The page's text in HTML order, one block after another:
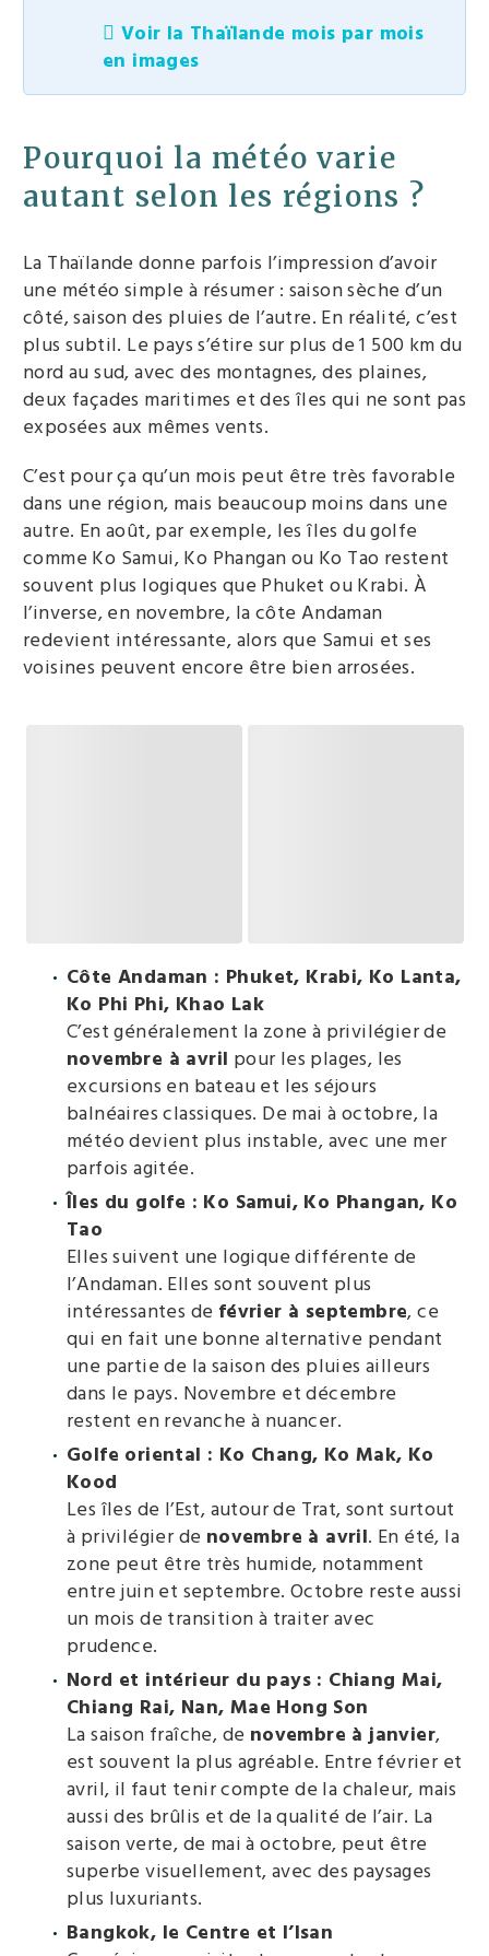
Voir la Thaïlande mois par mois
en images
Pourquoi la météo varie
autant selon les régions ?
La Thaïlande donne parfois l’impression d’avoir
une météo simple à résumer : saison sèche d’un
côté, saison des pluies de l’autre. En réalité, c’est
plus subtil. Le pays s’étire sur plus de 1 500 km du
nord au sud, avec des montagnes, des plaines,
deux façades maritimes et des îles qui ne sont pas
exposées aux mêmes vents.
C’est pour ça qu’un mois peut être très favorable
dans une région, mais beaucoup moins dans une
autre. En août, par exemple, les îles du golfe
comme Ko Samui, Ko Phangan ou Ko Tao restent
souvent plus logiques que Phuket ou Krabi. À
l’inverse, en novembre, la côte Andaman
redevient intéressante, alors que Samui et ses
voisines peuvent encore être bien arrosées.
Côte Andaman : Phuket, Krabi, Ko Lanta,
Ko Phi Phi, Khao Lak
C’est généralement la zone à privilégier de
novembre à avril pour les plages, les
excursions en bateau et les séjours
balnéaires classiques. De mai à octobre, la
météo devient plus instable, avec une mer
parfois agitée.
Îles du golfe : Ko Samui, Ko Phangan, Ko
Tao
Elles suivent une logique différente de
l’Andaman. Elles sont souvent plus
intéressantes de février à septembre, ce
qui en fait une bonne alternative pendant
une partie de la saison des pluies ailleurs
dans le pays. Novembre et décembre
restent en revanche à nuancer.
Golfe oriental : Ko Chang, Ko Mak, Ko
Kood
Les îles de l’Est, autour de Trat, sont surtout
à privilégier de novembre à avril. En été, la
zone peut être très humide, notamment
entre juin et septembre. Octobre reste aussi
un mois de transition à traiter avec
prudence.
Nord et intérieur du pays : Chiang Mai,
Chiang Rai, Nan, Mae Hong Son
La saison fraîche, de novembre à janvier,
est souvent la plus agréable. Entre février et
avril, il faut tenir compte de la chaleur, mais
aussi des brûlis et de la qualité de l’air. La
saison verte, de mai à octobre, peut être
superbe visuellement, avec des paysages
plus luxuriants.
Bangkok, le Centre et l’Isan